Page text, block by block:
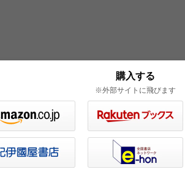
購入する
※外部サイトに飛びます